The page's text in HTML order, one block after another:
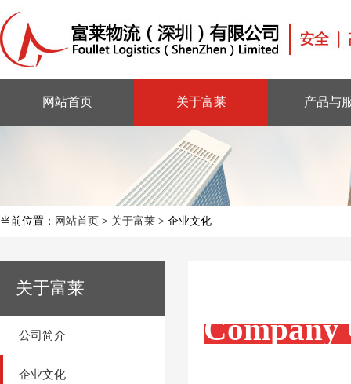
网站首页 关于富莱 产品与
当前位置： 网站首页 > 关于富莱 > 企业文化
关于富莱
公司简介
企业文化
Company